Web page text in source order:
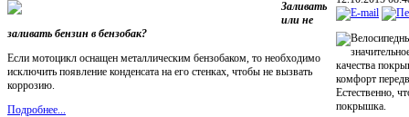
Заливать
или не
заливать бензин в бензобак?
Если мотоцикл оснащен металлическим бензобаком, то необходимо
исключить появление конденсата на его стенках, чтобы не вызвать
коррозию.
Подробнее...
качества
комфорт
Естественно,
покрышка.